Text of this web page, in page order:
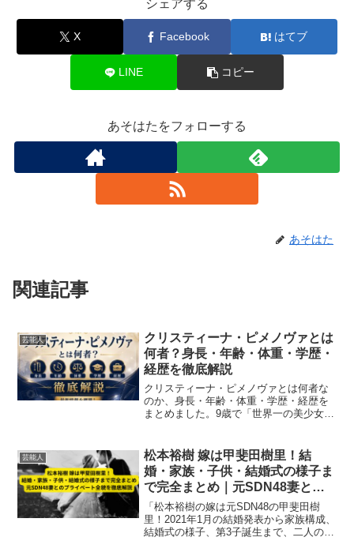
シェアする
X Facebook はてブ
LINE コピー
あそはたをフォローする
あそはた
関連記事
芸能人
クリスティーナ・ピメノヴァとは
何者？身長・年齢・体重・学歴・
経歴を徹底解説
クリスティーナ・ピメノヴァとは何者な
のか、身長・年齢・体重・学歴・経歴を
まとめました。9歳で「世界一の美少女」
解説します！
芸能人
松本裕樹 嫁は甲斐田樹里！結
婚・家族・子供・結婚式の様子ま
で完全まとめ｜元SDN48妻との
プライベート全貌を徹底解説
「松本裕樹の嫁は元SDN48の甲斐田樹
里！2021年1月の結婚発表から家族構成、
結婚式の様子、第3子誕生まで、二人のプ